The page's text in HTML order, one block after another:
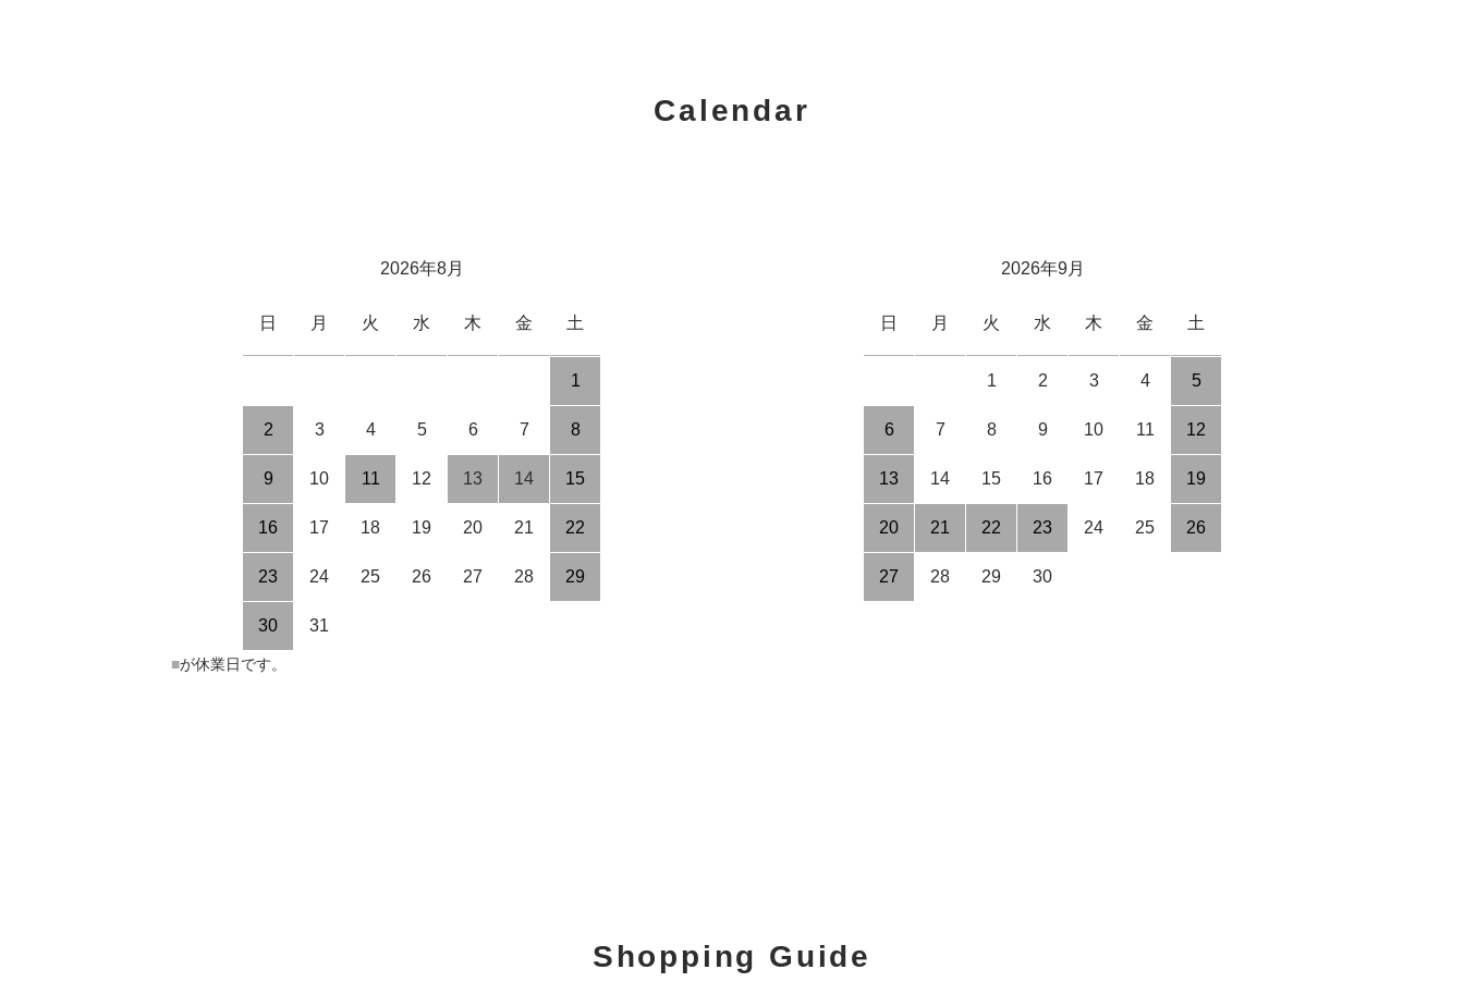
Calendar
2026年8月
日 月 火 水 木 金 土
1
2 3 4 5 6 7 8
9 10 11 12 13 14 15
16 17 18 19 20 21 22
23 24 25 26 27 28 29
30 31
2026年9月
日 月 火 水 木 金 土
1 2 3 4 5
6 7 8 9 10 11 12
13 14 15 16 17 18 19
20 21 22 23 24 25 26
27 28 29 30
■が休業日です。
Shopping Guide